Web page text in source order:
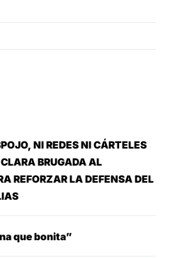
NI REDES NI CÁRTELES
BRUGADA AL
REFORZAR LA DEFENSA DEL
que bonita”